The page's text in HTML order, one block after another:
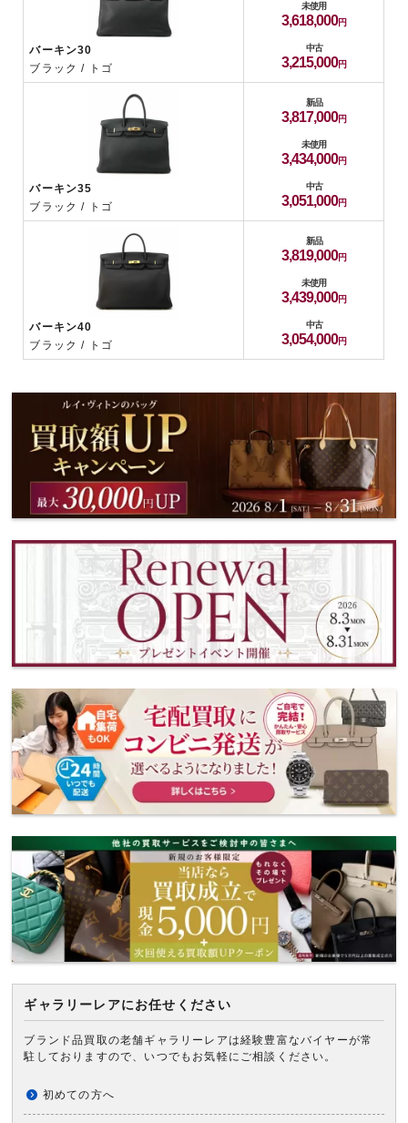
バーキン30
ブラック / トゴ
未使用
3,618,000
中古
3,215,000
バーキン35
ブラック / トゴ
新品
3,817,000
未使用
3,434,000
中古
3,051,000
バーキン40
ブラック / トゴ
新品
3,819,000
未使用
3,439,000
中古
3,054,000
ギャラリーレアにお任せください
ブランド品買取の老舗ギャラリーレアは経験豊富なバイヤーが常
駐しておりますので、いつでもお気軽にご相談ください。
初めての方へ